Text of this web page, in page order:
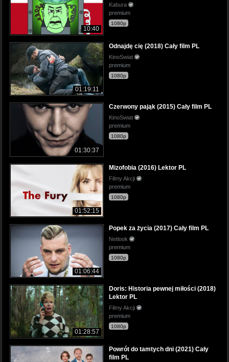
10:40
Kabura
premium
1080p
01:19:11
Odnajdę cię (2018) Cały film PL
KinoSwiat
premium
1080p
01:30:37
Czerwony pająk (2015) Cały film PL
KinoSwiat
premium
1080p
01:52:15
Mizofobia (2016) Lektor PL
Filmy Akcji
premium
1080p
01:06:44
Popek za życia (2017) Cały film PL
Netlook
premium
1080p
01:28:57
Doris: Historia pewnej miłości (2018)
Lektor PL
Filmy Akcji
premium
1080p
Powrót do tamtych dni (2021) Cały
film PL